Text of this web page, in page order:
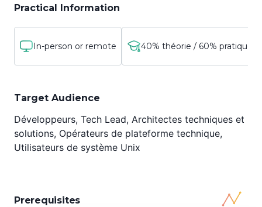
aborderons aussi d'autres concepts et l'écosystème
12 participants maximum.
En intraentreprises, on privilégie Zoom mais
Microsoft Teams est également proposé.
Practical Information
In-person or remote 40% théorie / 60% pratique
Target Audience
Développeurs, Tech Lead, Architectes techniques et
solutions, Opérateurs de plateforme technique,
Utilisateurs de système Unix
Prerequisites